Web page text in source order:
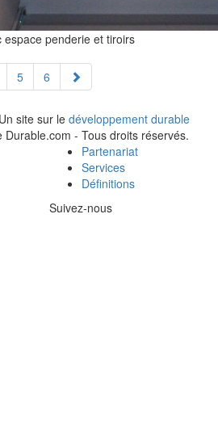
penderie et tiroirs
5 6
site sur le développement durable
Durable.com - Tous droits réservés.
Partenariat
Services
Définitions
Suivez-nous